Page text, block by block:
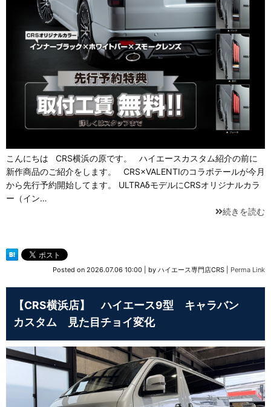
こんにちは CRS横浜の原です。 ハイエースカスタム紹介の前に
新作商品のご紹介をします。 CRS×VALENTIのコラボテールが今月
から先行予約開始してます。 ULTRAδモデルにCRSオリジナルカラ
ー（イン…
続きを読む
Posted on 2026.07.06 10:00 by ハイエース専門店CRS Perma Link
【CRS横浜店】 ハイエース9型 キャラバン
カスタム 見た目チョイ変化